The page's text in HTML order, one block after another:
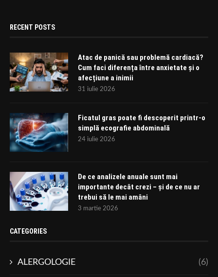
RECENT POSTS
Atac de panică sau problemă cardiacă?
Cum faci diferența între anxietate și o
afecțiune a inimii
31 iulie 2026
Ficatul gras poate fi descoperit printr-o
simplă ecografie abdominală
24 iulie 2026
De ce analizele anuale sunt mai
importante decât crezi – și de ce nu ar
trebui să le mai amâni
3 martie 2026
CATEGORIES
ALERGOLOGIE (6)